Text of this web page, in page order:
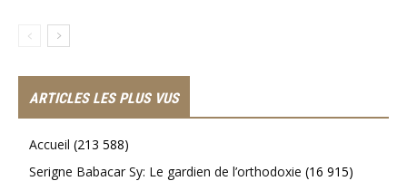
ARTICLES LES PLUS VUS
Accueil (213 588)
Serigne Babacar Sy: Le gardien de l’orthodoxie (16 915)